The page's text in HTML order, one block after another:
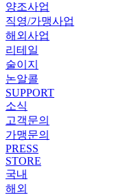
양조사업
직영/가맹사업
해외사업
리테일
술이지
논알콜
SUPPORT
소식
고객문의
가맹문의
PRESS
STORE
국내
해외